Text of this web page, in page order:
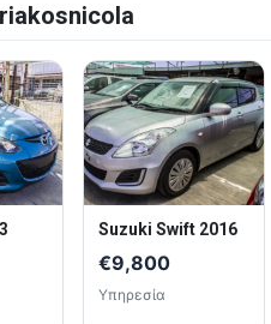
Suzuki Swift 2016
€9,800
Υπηρεσία